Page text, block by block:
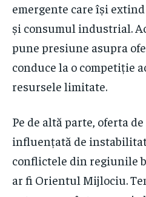
emergente care își
și consumul industrial.
pune presiune asupra
conduce la o competiție
resursele limitate.
Pe de altă parte, oferta
influențată de
conflictele din regiunile
ar fi Orientul Mijlociu.